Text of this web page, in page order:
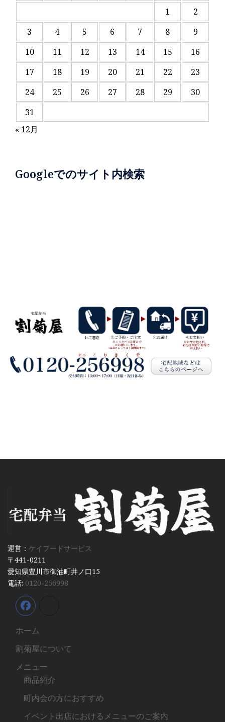
1
2
3
4 5 6 7 8
9
10
11 12 13 14 15
16
17
18 19 20 21 22
23
24
25 26 27 28 29
30
31
« 12月
Googleでのサイト内検索
運営： ケイフードサービス
〒441-0211
愛知県豊川市御油町井ノ口15
電話: 0120-256998
ホーム
割菊屋について
メニュー
商品紹介
町内会の方におすすめ
イベント出店におけるメニューのご案内